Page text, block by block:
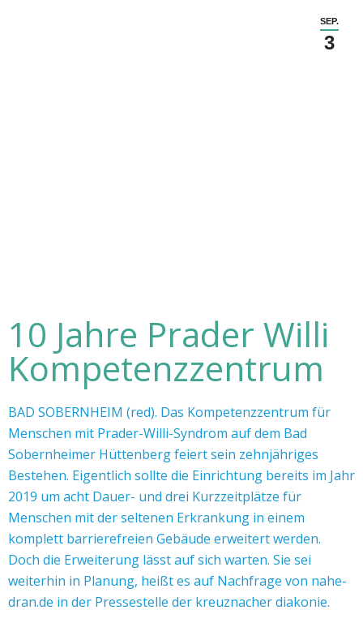
SEP.
3
10 Jahre Prader Willi
Kompetenzzentrum
BAD SOBERNHEIM (red). Das Kompetenzzentrum für
Menschen mit Prader-Willi-Syndrom auf dem Bad
Sobernheimer Hüttenberg feiert sein zehnjähriges
Bestehen. Eigentlich sollte die Einrichtung bereits im Jahr
2019 um acht Dauer- und drei Kurzzeitplätze für
Menschen mit der seltenen Erkrankung in einem
komplett barrierefreien Gebäude erweitert werden.
Doch die Erweiterung lässt auf sich warten. Sie sei
weiterhin in Planung, heißt es auf Nachfrage von nahe-
dran.de in der Pressestelle der kreuznacher diakonie.